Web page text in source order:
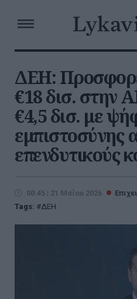
ΔΕΗ:
€18 δισ. στην
€4,5 δισ. με
εμπιστοσύνης
επενδυτικούς
00:45 | 21 Μαΐου 2026
Tags:
ΔΕΗ